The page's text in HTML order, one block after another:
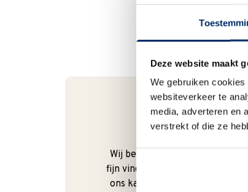
Deze website maakt
We gebruiken
websiteverkeer te
media, adverteren en
verstrekt of die ze
Bel gerust
Wij begrijpen dat je als klant het
fijn vindt om te kunnen bellen.
ons kan dat ook gewoon. We zijn